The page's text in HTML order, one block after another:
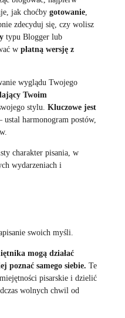
jak choćby gotowanie
zdecyduj się, czy wolisz
typu Blogger lub
w płatną wersję z
wyglądu Twojego
Twoim
stylu. Kluczowe jest
ustal harmonogram postów,
charakter pisania, w
wydarzeniach i
swoich myśli.
mogą działać
poznać samego siebie. Te
pisarskie i dzielić
wolnych chwil od